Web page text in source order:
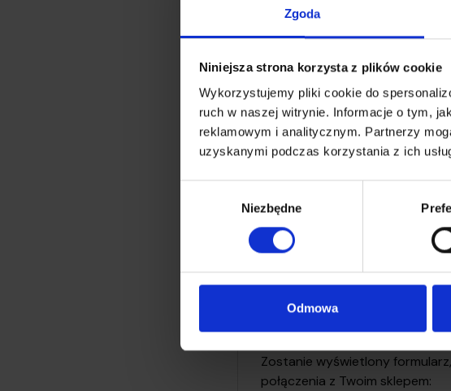
Zgoda
Niniejsza strona korzysta z plików cookie
Wykorzystujemy pliki cookie do
ruch w naszej witrynie. Informacje o tym,
reklamowym i analitycznym. Partnerzy
uzyskanymi podczas korzystania z ich
Niezbędne
Odmowa
Wybierz opcję dodaj nowe:
Zostanie wyświetlony
połączenia z Twoim sklepem: